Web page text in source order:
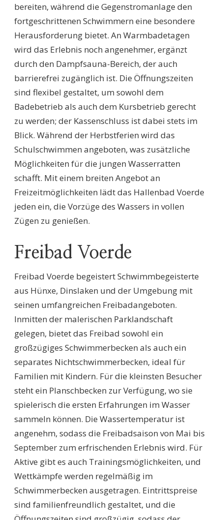
bereiten, während die Gegenstromanlage den
fortgeschrittenen Schwimmern eine besondere
Herausforderung bietet. An Warmbadetagen
wird das Erlebnis noch angenehmer, ergänzt
durch den Dampfsauna-Bereich, der auch
barrierefrei zugänglich ist. Die Öffnungszeiten
sind flexibel gestaltet, um sowohl dem
Badebetrieb als auch dem Kursbetrieb gerecht
zu werden; der Kassenschluss ist dabei stets im
Blick. Während der Herbstferien wird das
Schulschwimmen angeboten, was zusätzliche
Möglichkeiten für die jungen Wasserratten
schafft. Mit einem breiten Angebot an
Freizeitmöglichkeiten lädt das Hallenbad Voerde
jeden ein, die Vorzüge des Wassers in vollen
Zügen zu genießen.
Freibad Voerde
Freibad Voerde begeistert Schwimmbegeisterte
aus Hünxe, Dinslaken und der Umgebung mit
seinen umfangreichen Freibadangeboten.
Inmitten der malerischen Parklandschaft
gelegen, bietet das Freibad sowohl ein
großzügiges Schwimmerbecken als auch ein
separates Nichtschwimmerbecken, ideal für
Familien mit Kindern. Für die kleinsten Besucher
steht ein Planschbecken zur Verfügung, wo sie
spielerisch die ersten Erfahrungen im Wasser
sammeln können. Die Wassertemperatur ist
angenehm, sodass die Freibadsaison von Mai bis
September zum erfrischenden Erlebnis wird. Für
Aktive gibt es auch Trainingsmöglichkeiten, und
Wettkämpfe werden regelmäßig im
Schwimmerbecken ausgetragen. Eintrittspreise
sind familienfreundlich gestaltet, und die